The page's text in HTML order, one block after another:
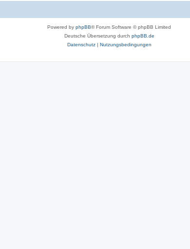
Powered by phpBB® Forum Software © phpBB Limited
Deutsche Übersetzung durch phpBB.de
Datenschutz| Nutzungsbedingungen